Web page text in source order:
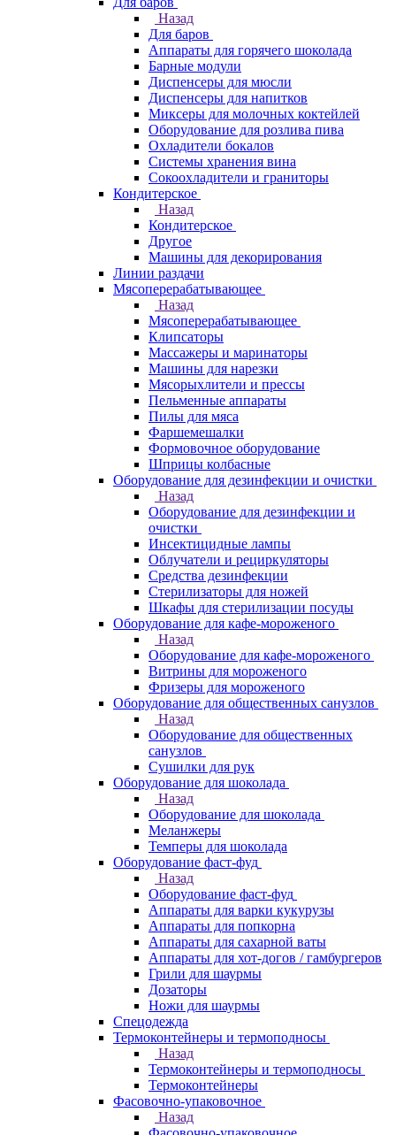
Назад
Для баров
Аппараты для горячего шоколада
Барные модули
Диспенсеры для мюсли
Диспенсеры для напитков
Миксеры для молочных коктейлей
Оборудование для розлива пива
Охладители бокалов
Системы хранения вина
Сокоохладители и граниторы
Кондитерское
Назад
Кондитерское
Другое
Машины для декорирования
Линии раздачи
Мясоперерабатывающее
Назад
Мясоперерабатывающее
Клипсаторы
Массажеры и маринаторы
Машины для нарезки
Мясорыхлители и прессы
Пельменные аппараты
Пилы для мяса
Фаршемешалки
Формовочное оборудование
Шприцы колбасные
Оборудование для дезинфекции и очистки
Назад
Оборудование для дезинфекции и
очистки
Инсектицидные лампы
Облучатели и рециркуляторы
Средства дезинфекции
Стерилизаторы для ножей
Шкафы для стерилизации посуды
Оборудование для кафе-мороженого
Назад
Оборудование для кафе-мороженого
Витрины для мороженого
Фризеры для мороженого
Оборудование для общественных санузлов
Назад
Оборудование для общественных
санузлов
Сушилки для рук
Оборудование для шоколада
Назад
Оборудование для шоколада
Меланжеры
Темперы для шоколада
Оборудование фаст-фуд
Назад
Оборудование фаст-фуд
Аппараты для варки кукурузы
Аппараты для попкорна
Аппараты для сахарной ваты
Аппараты для хот-догов / гамбургеров
Грили для шаурмы
Дозаторы
Ножи для шаурмы
Спецодежда
Термоконтейнеры и термоподносы
Назад
Термоконтейнеры и термоподносы
Термоконтейнеры
Фасовочно-упаковочное
Назад